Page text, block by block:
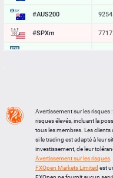
#AUS200
#SPXm
LTCUSD
XRPUSD
ETHUSD
Avertissement sur les risques
risques élevés, incluant la
tous les membres. Les
si le trading est adapté à leur
investissement, de leur
Avertissement sur les risques
FXOpen Markets Limited est